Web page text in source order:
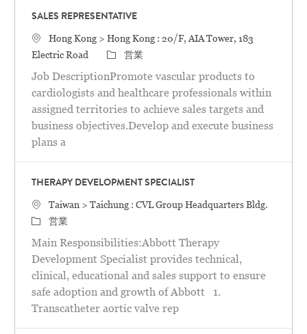
SALES REPRESENTATIVE
場所Hong Kong > Hong Kong : 20/F, AIA Tower, 183
Electric Road
カテゴリ
営業
Job DescriptionPromote vascular products to
cardiologists and healthcare professionals within
assigned territories to achieve sales targets and
business objectives.Develop and execute business
plans a
THERAPY DEVELOPMENT SPECIALIST
場所Taiwan > Taichung : CVL Group Headquarters Bldg.
カテゴリ
営業
Main Responsibilities:Abbott Therapy
Development Specialist provides technical,
clinical, educational and sales support to ensure
safe adoption and growth of Abbott 1.
Transcatheter aortic valve rep